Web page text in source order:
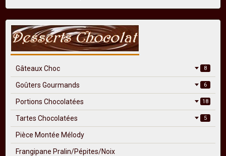
Gâteaux Choc 8
Goûters Gourmands 6
Portions Chocolatées 18
Tartes Chocolatées 5
Pièce Montée Mélody
Frangipane Pralin/Pépites/Noix